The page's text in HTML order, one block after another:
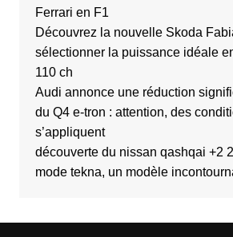
Ferrari en F1
Découvrez la nouvelle Skoda
sélectionner la puissance idéale
110 ch
Audi annonce une réduction
du Q4 e-tron : attention, des
s’appliquent
découverte du nissan qashqai +2
mode tekna, un modèle